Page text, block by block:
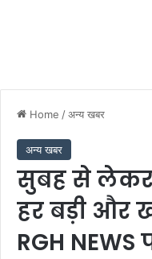
Home /अन्य खबर
अन्य खबर
सुबह से लेकर
हर बड़ी और
RGH NEWS